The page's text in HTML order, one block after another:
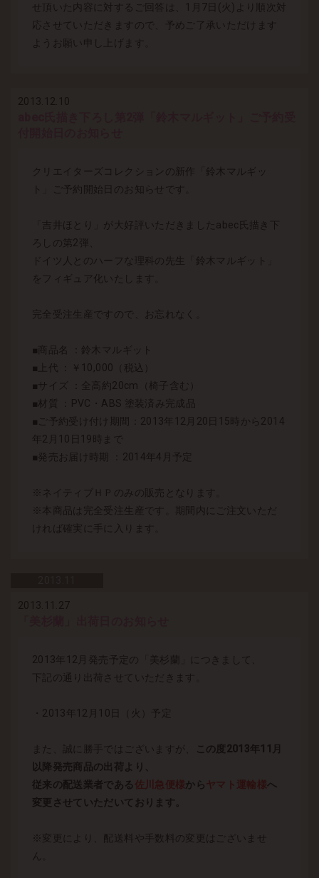
せ頂いた内容に対するご回答は、1月7日(火)より順次対
応させていただきますので、予めご了承いただけます
ようお願い申し上げます。
2013.12.10
クリエイターズコレクションの新作「鈴木マルギッ
ト」ご予約開始日のお知らせです。
「吉井ほとり」が大好評いただきましたabec氏描き下
ろしの第2弾、
ドイツ人とのハーフな理科の先生「鈴木マルギット」
をフィギュア化いたします。
完全受注生産ですので、お忘れなく。
■商品名 ：鈴木マルギット
■上代 ：￥10,000（税込）
■サイズ ：全高約20cm（椅子含む）
■材質 ：PVC・ABS 塗装済み完成品
■ご予約受け付け期間：2013年12月20日15時から2014
年2月10日19時まで
■発売お届け時期 ：2014年4月予定
※ネイティブＨＰのみの販売となります。
※本商品は完全受注生産です。期間内にご注文いただ
ければ確実に手に入ります。
2013.11.27
2013年12月発売予定の「美杉蘭」につきまして、
下記の通り出荷させていただきます。
・2013年12月10日（火）予定
また、誠に勝手ではございますが、
この度2013年11月
以降発売商品の出荷より、
従来の配送業者である 佐川急便様から ヤマト運輸様へ
変更させていただいております。
※変更により、配送料や手数料の変更はございませ
ん。